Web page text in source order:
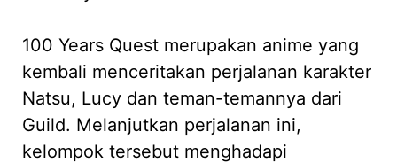
100 Years Quest merupakan anime yang
kembali menceritakan perjalanan karakter
Natsu, Lucy dan teman-temannya dari
Guild. Melanjutkan perjalanan ini,
kelompok tersebut menghadapi